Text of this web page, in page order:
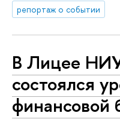
репортаж о событии
В Лицее
состоялся
финансовой